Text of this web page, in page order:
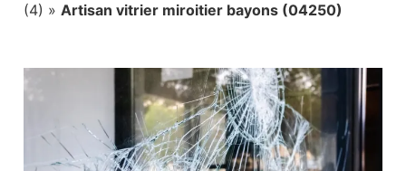
(4) » Artisan vitrier miroitier bayons (04250)